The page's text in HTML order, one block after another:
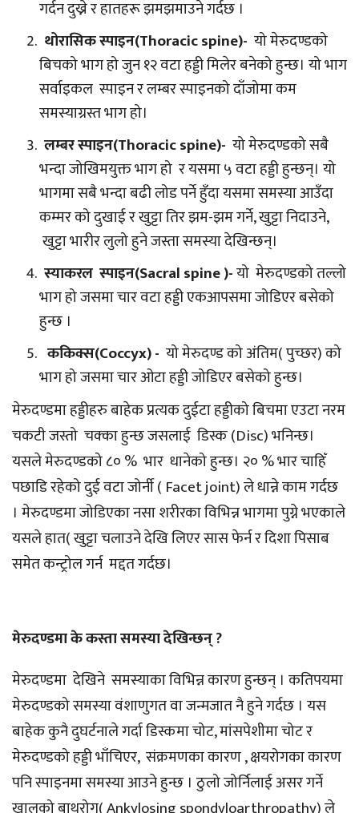
गर्दन दुख्ने र हातहरू झमझमाउने गर्दछ ।
थोरासिक स्पाइन(Thoracic spine)- यो मेरुदण्डको
बिचको भाग हो जुन १२ वटा हड्डी मिलेर बनेको हुन्छ। यो भाग
सर्वाइकल स्पाइन र लम्बर स्पाइनको दाँजोमा कम
समस्याग्रस्त भाग हो।
लम्बर स्पाइन(Thoracic spine)- यो मेरुदण्डको सबै
भन्दा जोखिमयुक्त भाग हो र यसमा ५ वटा हड्डी हुन्छन्। यो
भागमा सबै भन्दा बढी लोड पर्ने हुँदा यसमा समस्या आउँदा
कम्मर को दुखाई र खुट्टा तिर झम-झम गर्ने, खुट्टा निदाउने,
खुट्टा भारीर लुलो हुने जस्ता समस्या देखिन्छन्।
स्याकरल स्पाइन(Sacral spine )-यो मेरुदण्डको तल्लो
भाग हो जसमा चार वटा हड्डी एकआपसमा जोडिएर बसेको
हुन्छ ।
ककिक्स(Coccyx) - यो मेरुदण्ड को अंतिम( पुच्छर) को
भाग हो जसमा चार ओटा हड्डी जोडिएर बसेको हुन्छ।
मेरुदण्डमा हड्डीहरु बाहेक प्रत्यक दुईटा हड्डीको बिचमा एउटा नरम
चकटी जस्तो चक्का हुन्छ जसलाई डिस्क (Disc) भनिन्छ।
यसले मेरुदण्डको ८० % भार धानेको हुन्छ। २० % भार चाहिँ
पछाडि रहेको दुई वटा जोर्नी ( Facet joint) ले धान्ने काम गर्दछ
। मेरुदण्डमा जोडिएका नसा शरीरका विभिन्न भागमा पुग्ने भएकाले
यसले हात( खुट्टा चलाउने देखि लिएर सास फेर्न र दिशा पिसाब
समेत कन्ट्रोल गर्न मद्दत गर्दछ।
मेरुदण्डमा के कस्ता समस्या देखिन्छन् ?
मेरुदण्डमा देखिने समस्याका विभिन्न कारण हुन्छन् । कतिपयमा
मेरुदण्डको समस्या वंशाणुगत वा जन्मजात नै हुने गर्दछ । यस
बाहेक कुनै दुघर्टनाले गर्दा डिस्कमा चोट, मांसपेशीमा चोट र
मेरुदण्डको हड्डी भाँचिएर, संक्रमणका कारण , क्षयरोगका कारण
पनि स्पाइनमा समस्या आउने हुन्छ । ठुलो जोर्निलाई असर गर्ने